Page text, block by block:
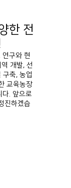
한 전
구와 현
개발, 선
축, 농업
교육농장
. 앞으로
진하겠습